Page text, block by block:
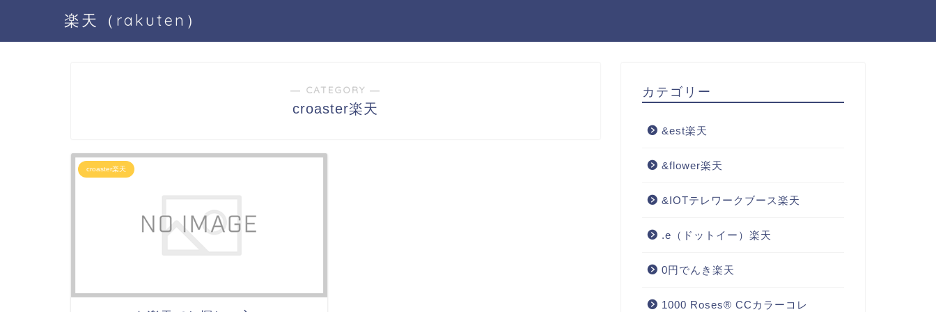
楽天（rakuten）
― CATEGORY ―
croaster楽天
croaster楽天
カテゴリー
&est楽天
&flower楽天
&IOTテレワークブース楽天
.e（ドットイー）楽天
0円でんき楽天
1000 Roses® CCカラーコレ